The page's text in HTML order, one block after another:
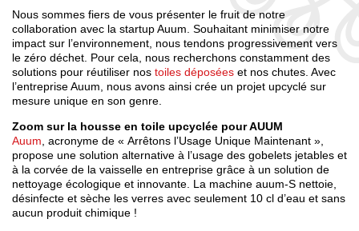
Nous sommes fiers de vous présenter le fruit de notre
collaboration avec la startup Auum. Souhaitant minimiser notre
impact sur l’environnement, nous tendons progressivement vers
le zéro déchet. Pour cela, nous recherchons constamment des
solutions pour réutiliser nos toiles déposées et nos chutes. Avec
l’entreprise Auum, nous avons ainsi crée un projet upcyclé sur
mesure unique en son genre.
Zoom sur la housse en toile upcyclée pour AUUM
Auum, acronyme de « Arrêtons l’Usage Unique Maintenant »,
propose une solution alternative à l’usage des gobelets jetables et
à la corvée de la vaisselle en entreprise grâce à un solution de
nettoyage écologique et innovante. La machine auum-S nettoie,
désinfecte et sèche les verres avec seulement 10 cl d’eau et sans
aucun produit chimique !